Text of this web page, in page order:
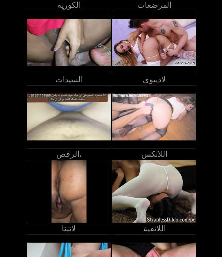
الكورية المرضعات
السيدات لاديبوي
الرقص، اللاتكس
لاتينا اللاتفية